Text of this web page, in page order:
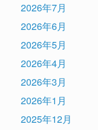
2026年7月
2026年6月
2026年5月
2026年4月
2026年3月
2026年1月
2025年12月